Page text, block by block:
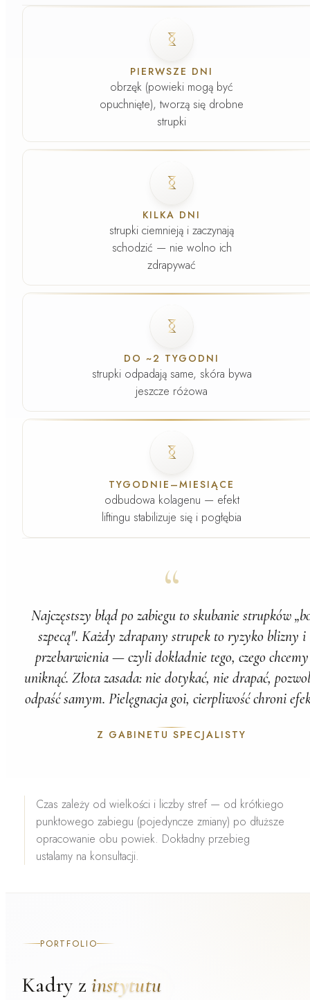
PIERWSZE DNI
obrzęk (powieki mogą być
opuchnięte), tworzą się drobne
strupki
KILKA DNI
strupki ciemnieją i zaczynają
schodzić — nie wolno ich
zdrapywać
DO ~2 TYGODNI
strupki odpadają same, skóra bywa
jeszcze różowa
TYGODNIE–MIESIĄCE
odbudowa kolagenu — efekt
liftingu stabilizuje się i pogłębia
“
Najczęstszy błąd po zabiegu to skubanie strupków
szpecą". Każdy zdrapany strupek to ryzyko blizny i
przebarwienia — czyli dokładnie tego, czego chcemy
uniknąć. Złota zasada:nie dotykać, nie drapać,
odpaść samym. Pielęgnacja goi, cierpliwość chroni
Z GABINETU SPECJALISTY
Czas zależy od wielkości i liczby stref — od krótkiego
punktowego zabiegu (pojedyncze zmiany) po dłuższe
opracowanie obu powiek. Dokładny przebieg
ustalamy na konsultacji.
PORTFOLIO
Kadry z instytutu